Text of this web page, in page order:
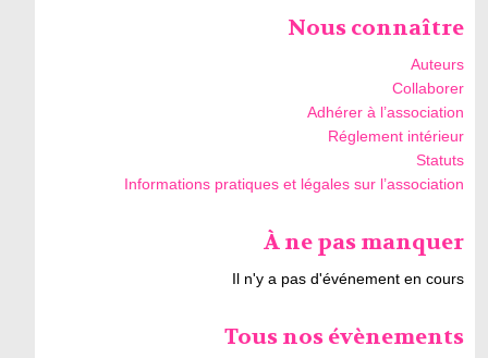
Nous connaître
Auteurs
Collaborer
Adhérer à l’association
Réglement intérieur
Statuts
Informations pratiques et légales sur l’association
À ne pas manquer
Il n'y a pas d'événement en cours
Tous nos évènements